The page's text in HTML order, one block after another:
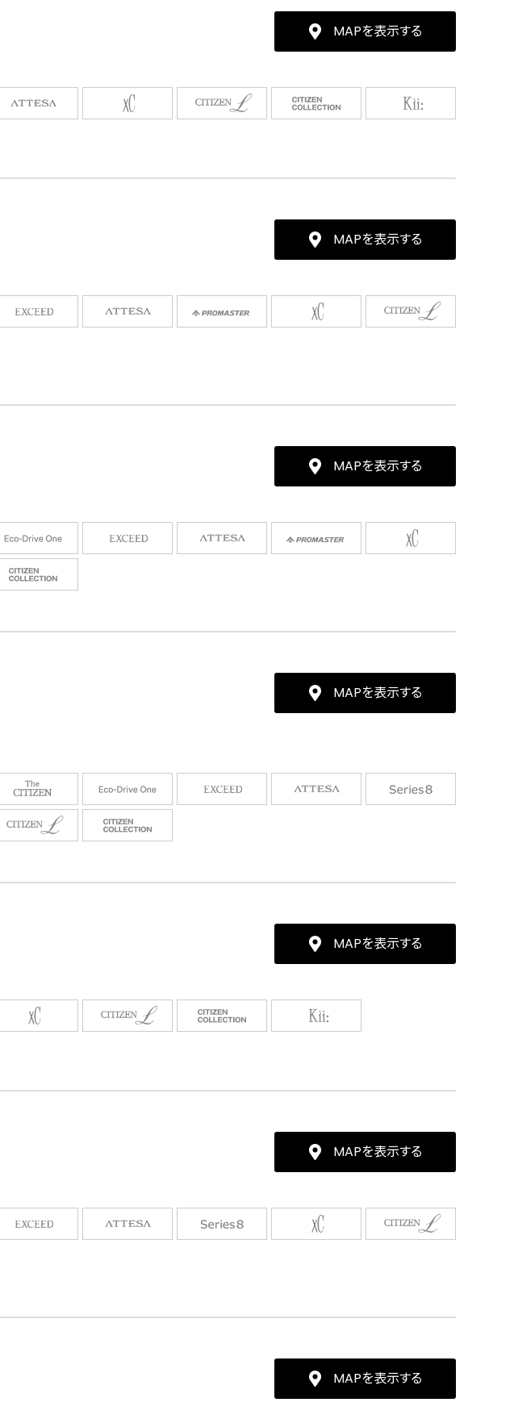
MAPを表示する
MAPを表示する
MAPを表示する
MAPを表示する
MAPを表示する
MAPを表示する
MAPを表示する